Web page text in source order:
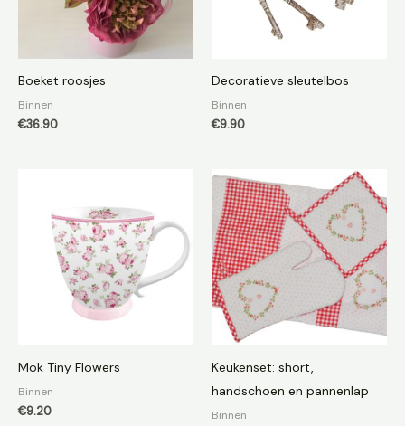
Boeket roosjes
Binnen
€36.90
Decoratieve sleutelbos
Binnen
€9.90
Mok Tiny Flowers
Binnen
€9.20
Keukenset: short,
handschoen en pannenlap
Binnen